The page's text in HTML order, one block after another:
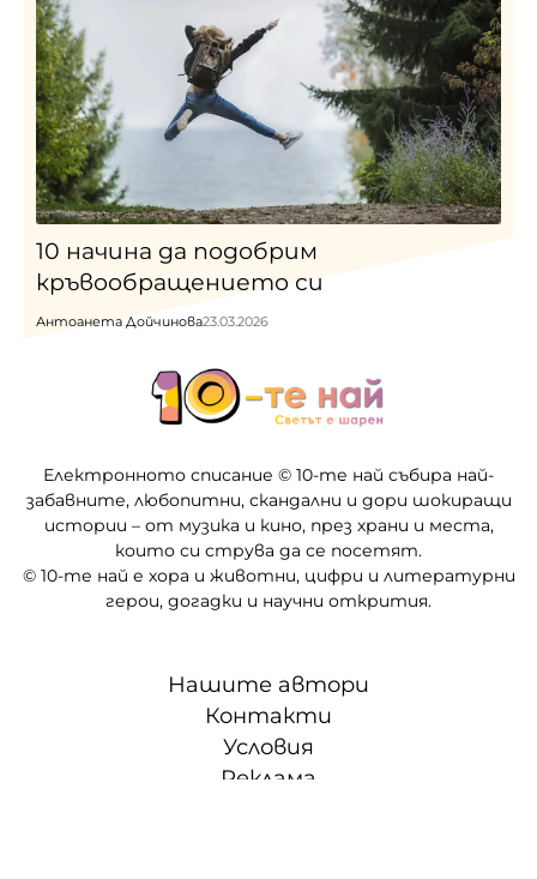
10 начина да подобрим
кръвообращението си
Антоанета Дойчинова23.03.2026
Електронното списание © 10-те най събира най-
забавните, любопитни, скандални и дори шокиращи
истории – от музика и кино, през храни и места,
които си струва да се посетят.
© 10-те най е хора и животни, цифри и литературни
герои, догадки и научни открития.
Нашите автори
Контакти
Условия
Реклама